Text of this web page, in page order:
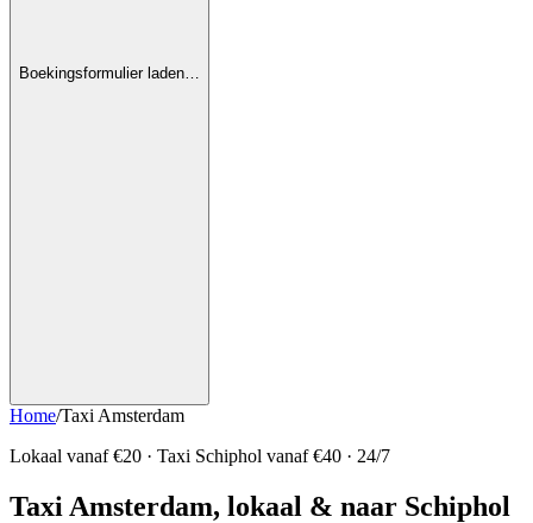
Boekingsformulier laden…
Home/Taxi Amsterdam
Lokaal vanaf €20 · Taxi Schiphol vanaf €40 · 24/7
Taxi Amsterdam, lokaal & naar Schiphol